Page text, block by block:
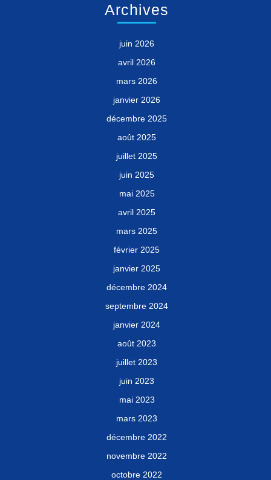
Archives
juin 2026
avril 2026
mars 2026
janvier 2026
décembre 2025
août 2025
juillet 2025
juin 2025
mai 2025
avril 2025
mars 2025
février 2025
janvier 2025
décembre 2024
septembre 2024
janvier 2024
août 2023
juillet 2023
juin 2023
mai 2023
mars 2023
décembre 2022
novembre 2022
octobre 2022